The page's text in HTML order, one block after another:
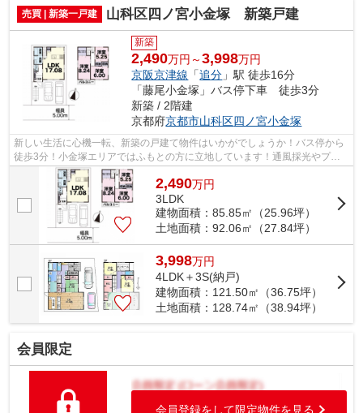
売買 | 新築一戸建
山科区四ノ宮小金塚 新築戸建
新築
2,490万円～3,998万円
京阪京津線 「追分 」駅 徒歩16分
「藤尾小金塚」バス停下車 徒歩3分
新築 / 2階建
京都府京都市山科区四ノ宮小金塚
新しい生活に心機一転、新築の戸建て物件はいかがでしょうか！バス停から
徒歩3分！小金塚エリアではふもとの方に立地しています！通風採光やプラ
イバシーが確保しやすく、また良い眺望...
2,490万円
3LDK
建物面積：85.85㎡（25.96坪）
土地面積：92.06㎡（27.84坪）
3,998万円
4LDK＋3S(納戸)
建物面積：121.50㎡（36.75坪）
土地面積：128.74㎡（38.94坪）
会員限定
会員登録をして限定物件を見る